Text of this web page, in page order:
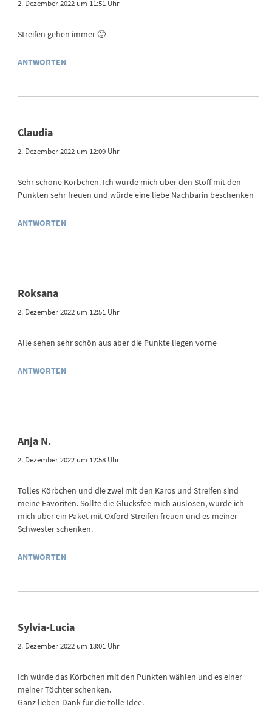
2. Dezember 2022 um 11:51 Uhr
Streifen gehen immer 🙂
ANTWORTEN
Claudia
2. Dezember 2022 um 12:09 Uhr
Sehr schöne Körbchen. Ich würde mich über den Stoff mit den
Punkten sehr freuen und würde eine liebe Nachbarin beschenken
ANTWORTEN
Roksana
2. Dezember 2022 um 12:51 Uhr
Alle sehen sehr schön aus aber die Punkte liegen vorne
ANTWORTEN
Anja N.
2. Dezember 2022 um 12:58 Uhr
Tolles Körbchen und die zwei mit den Karos und Streifen sind
meine Favoriten. Sollte die Glücksfee mich auslosen, würde ich
mich über ein Paket mit Oxford Streifen freuen und es meiner
Schwester schenken.
ANTWORTEN
Sylvia-Lucia
2. Dezember 2022 um 13:01 Uhr
Ich würde das Körbchen mit den Punkten wählen und es einer
meiner Töchter schenken.
Ganz lieben Dank für die tolle Idee.